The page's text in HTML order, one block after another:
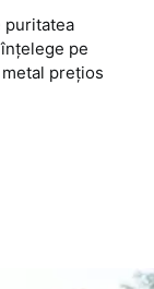
puritatea
pe
prețios